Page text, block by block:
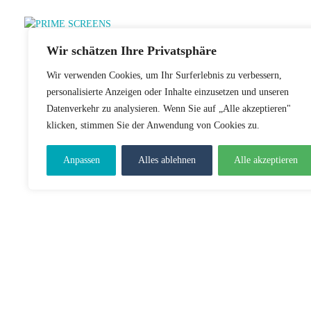
Wir schätzen Ihre Privatsphäre
Wir verwenden Cookies, um Ihr Surferlebnis zu verbessern,
personalisierte Anzeigen oder Inhalte einzusetzen und unseren
Datenverkehr zu analysieren. Wenn Sie auf „Alle akzeptieren"
klicken, stimmen Sie der Anwendung von Cookies zu.
Anpassen Alles ablehnen Alle akzeptieren